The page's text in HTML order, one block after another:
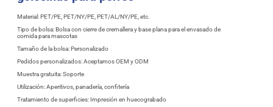
Material: PET/PE, PET/NY/PE, PET/AL/NY/PE, etc.
Tipo de bolsa: Bolsa con cierre de cremallera y base plana para el envasado de
comida para mascotas
Tamaño de la bolsa: Personalizado
Pedidos personalizados: Aceptamos OEM y ODM
Muestra gratuita: Soporte
Utilización: Aperitivos, panadería, confitería
Tratamiento de superficies: Impresión en huecograbado